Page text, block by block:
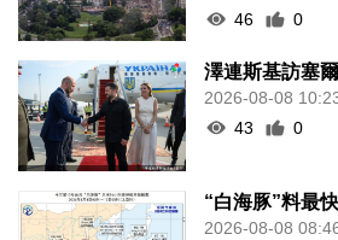
46
0
澤連斯基訪塞
2026-08-08
43
0
“白海豚”料最
2026-08-08